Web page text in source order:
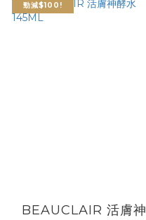
勁減$100!
BEAUCLAIR 活膚神